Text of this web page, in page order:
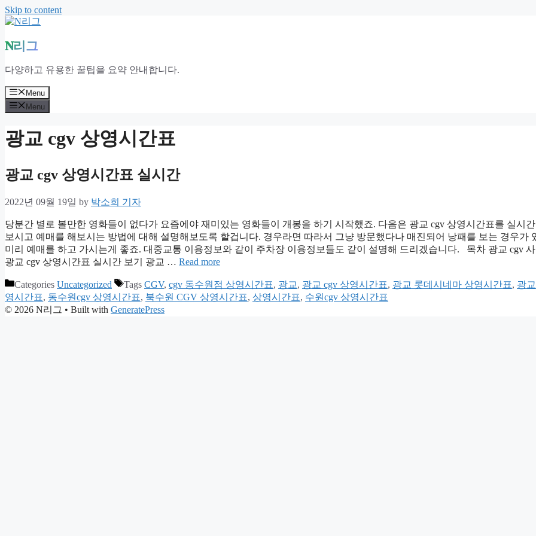
Skip to content
N리그
다양하고 유용한 꿀팁을 요약 안내합니다.
Menu
Menu
광교 cgv 상영시간표
광교 cgv 상영시간표 실시간
2022년 09월 19일 by 박소희 기자
당분간 별로 볼만한 영화들이 없다가 요즘에야 재미있는 영화들이 개봉을 하기 시작했죠. 다음은 광교 cgv 상영시간표를 실시
보시고 예매를 해보시는 방법에 대해 설명해보도록 할겁니다. 경우라면 따라서 그냥 방문했다나 매진되어 낭패를 보는 경우가
미리 예매를 하고 가시는게 좋죠. 대중교통 이용정보와 같이 주차장 이용정보들도 같이 설명해 드리겠습니다. 목차 광교 cgv
광교 cgv 상영시간표 실시간 보기 광교 … Read more
Categories Uncategorized Tags CGV, cgv 동수원점 상영시간표, 광교, 광교 cgv 상영시간표, 광교 롯데시네마 상영시간표, 광
영시간표, 동수원cgv 상영시간표, 북수원 CGV 상영시간표, 상영시간표, 수원cgv 상영시간표
© 2026 N리그 • Built with GeneratePress